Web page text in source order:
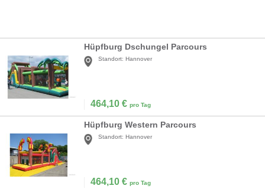
Hüpfburg Dschungel Parcours
Standort: Hannover
464,10 € pro Tag
Hüpfburg Western Parcours
Standort: Hannover
464,10 € pro Tag